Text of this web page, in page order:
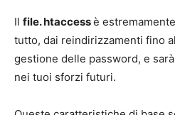
Il file. htaccessè
tutto, dai reindirizzamenti fino
gestione delle password, e
nei tuoi sforzi futuri.